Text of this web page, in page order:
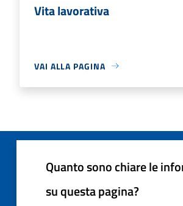
Vita lavorativa
VAI ALLA PAGINA
Quanto sono chiare le
su questa pagina?